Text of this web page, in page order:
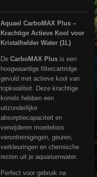
Aquael CarboMAX Plus –
Krachtige Actieve Kool voor
Kristalhelder Water (1L)
De CarboMAX Plus is een
hoogwaardige filtercartridge
gevuld met actieve kool van
topkwaliteit. Deze krachtige
korrels hebben een
uitzonderlijke
absorptiecapaciteit en
verwijderen moeiteloos
verontreinigingen, geuren,
verkleuringen en chemische
resten uit je aquariumwater.
Perfect voor gebruik na